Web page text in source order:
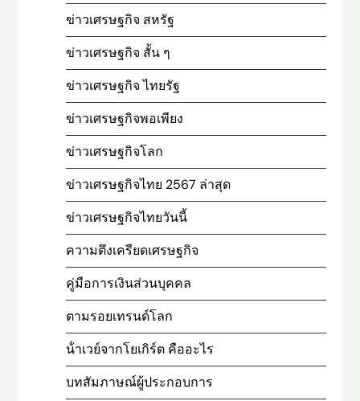
ข่าวเศรษฐกิจ สหรัฐ
ข่าวเศรษฐกิจ สั้น ๆ
ข่าวเศรษฐกิจ ไทยรัฐ
ข่าวเศรษฐกิจพอเพียง
ข่าวเศรษฐกิจโลก
ข่าวเศรษฐกิจไทย 2567 ล่าสุด
ข่าวเศรษฐกิจไทยวันนี้
ความตึงเครียดเศรษฐกิจ
คู่มือการเงินส่วนบุคคล
ตามรอยเทรนด์โลก
น้ําเวย์จากโยเกิร์ต คืออะไร
บทสัมภาษณ์ผู้ประกอบการ